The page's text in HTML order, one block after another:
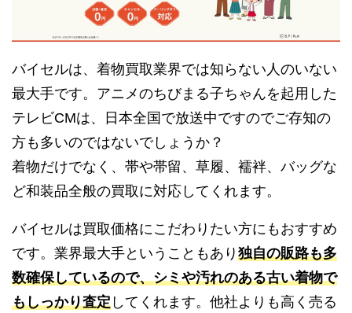
バイセルは、着物買取業界では知らない人のいない
最大手です。アニメのちびまる子ちゃんを起用した
テレビCMは、日本全国で放送中ですのでご存知の
方も多いのではないでしょうか？
着物だけでなく、帯や帯留、草履、襦袢、バッグな
ど和装品全般の買取に対応してくれます。
バイセルは買取価格にこだわりたい方にもおすすめ
です。業界最大手ということもあり 独自の販路も多
数確保しているので、シミや汚れのある古い着物で
もしっかり査定 してくれます。他社よりも高く売る